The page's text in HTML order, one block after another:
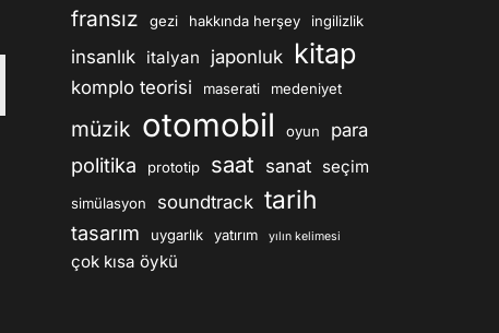
fransız gezi hakkında herşey ingilizlik
insanlık italyan japonluk kitap
komplo teorisi maserati medeniyet
müzik otomobil oyun para
politika prototip saat sanat seçim
simülasyon soundtrack tarih
tasarım uygarlık yatırım yılın kelimesi
çok kısa öykü